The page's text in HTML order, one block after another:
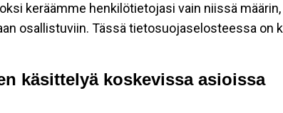
keräämme henkilötietojasi vain niissä
osallistuviin. Tässä tietosuojaselosteessa on
käsittelyä koskevissa asioissa